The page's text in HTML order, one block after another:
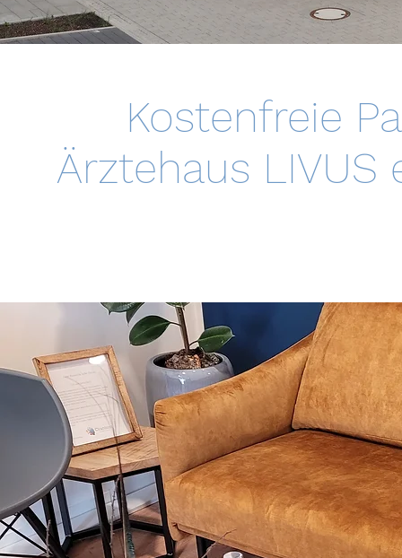
Kostenfreie
Ärztehaus